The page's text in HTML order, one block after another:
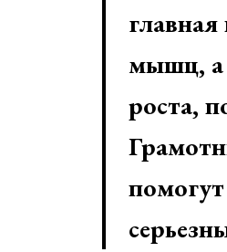
мышц, а
роста,